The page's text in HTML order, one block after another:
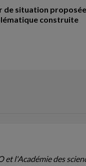
de situation
construite
et l'Académie des